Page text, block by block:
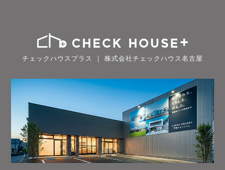
チェックハウスプラス ｜ 株式会社チェックハウス名古屋